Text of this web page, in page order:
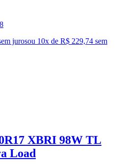
jurosou 10x de R$ 229,74 sem
XBRI 98W TL
Load